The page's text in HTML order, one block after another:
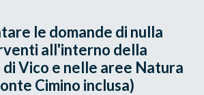
le domande di nulla
all'interno della
di Vico e nelle aree Natura
Cimino inclusa)